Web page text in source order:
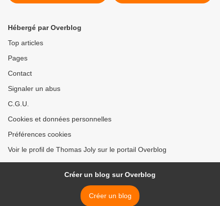
sur "l'icône" Steve Jobs
Hébergé par Overblog
Top articles
Pages
Contact
Signaler un abus
C.G.U.
Cookies et données personnelles
Préférences cookies
Voir le profil de Thomas Joly sur le portail Overblog
Créer un blog sur Overblog
Créer un blog